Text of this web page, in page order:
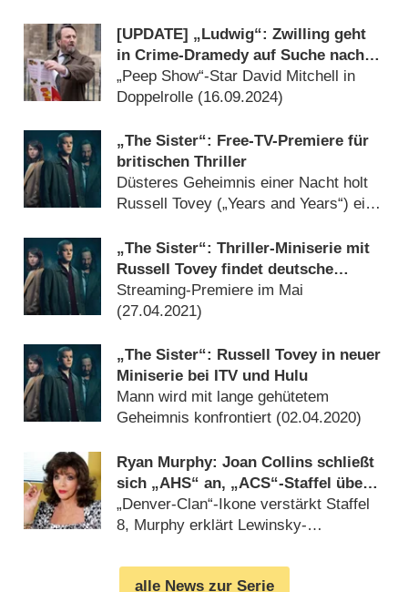
[UPDATE] „Ludwig“: Zwilling geht
in Crime-Dramedy auf Suche nach
verschollenem Bruder undercover
„Peep Show“-Star David Mitchell in
Doppelrolle (16.09.2024)
„The Sister“: Free-TV-Premiere für
britischen Thriller
Düsteres Geheimnis einer Nacht holt
Russell Tovey („Years and Years“) ein
„The Sister“: Thriller-Miniserie mit
Russell Tovey findet deutsche
Heimat
Streaming-Premiere im Mai
(27.04.2021)
„The Sister“: Russell Tovey in neuer
Miniserie bei ITV und Hulu
Mann wird mit lange gehütetem
Geheimnis konfrontiert (02.04.2020)
Ryan Murphy: Joan Collins schließt
sich „AHS“ an, „ACS“-Staffel über
Clinton gecancelt
„Denver-Clan“-Ikone verstärkt Staffel
8, Murphy erklärt Lewinsky-
alle News zur Serie